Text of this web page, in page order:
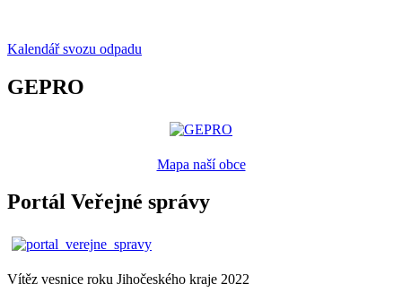
Kalendář svozu odpadu
GEPRO
Mapa naší obce
Portál Veřejné správy
Vítěz vesnice roku Jihočeského kraje 2022